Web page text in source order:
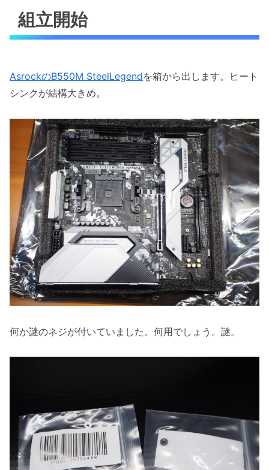
組立開始
AsrockのB550M SteelLegendを箱から出します。ヒート
シンクが結構大きめ。
何か謎のネジが付いていました。何用でしょう。謎。